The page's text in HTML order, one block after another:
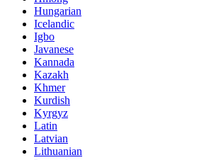
Hungarian
Icelandic
Igbo
Javanese
Kannada
Kazakh
Khmer
Kurdish
Kyrgyz
Latin
Latvian
Lithuanian